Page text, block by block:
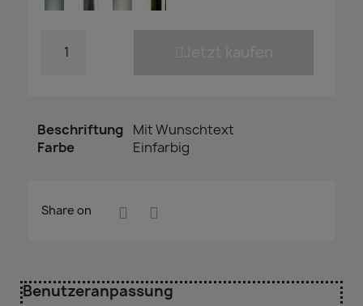
Beschriftung Mit Wunschtext
Farbe
Einfarbig
Share on
Benutzeranpassung